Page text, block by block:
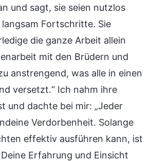
und sagt, sie seien nutzlos
Fortschritte. Sie
die ganze Arbeit allein
mit den Brüdern und
anstrengend, was alle in einen
versetzt.“ Ich nahm ihre
und dachte bei mir: „Jeder
Verdorbenheit. Solange
effektiv ausführen kann, ist
Erfahrung und Einsicht